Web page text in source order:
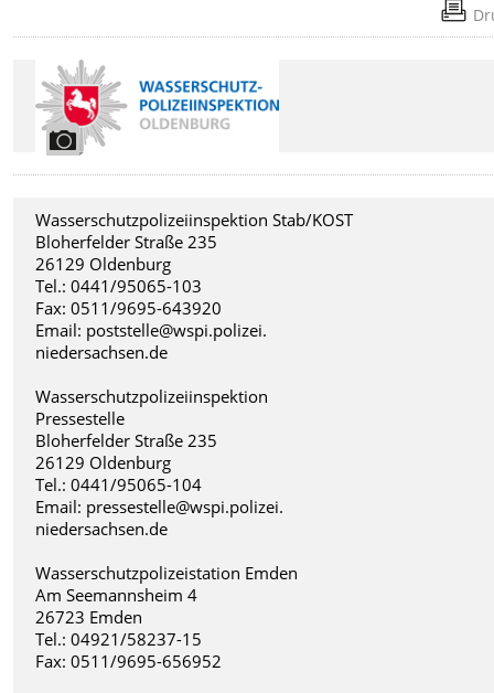
Wasserschutzpolizeiinspektion Stab/KOST
Bloherfelder Straße 235
26129 Oldenburg
Tel.: 0441/95065-103
Fax: 0511/9695-643920
Email: poststelle@wspi.polizei.
niedersachsen.de
Wasserschutzpolizeiinspektion
Pressestelle
Bloherfelder Straße 235
26129 Oldenburg
Tel.: 0441/95065-104
Email: pressestelle@wspi.polizei.
niedersachsen.de
Wasserschutzpolizeistation Emden
Am Seemannsheim 4
26723 Emden
Tel.: 04921/58237-15
Fax: 0511/9695-656952